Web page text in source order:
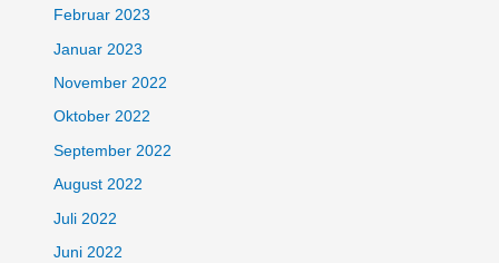
Februar 2023
Januar 2023
November 2022
Oktober 2022
September 2022
August 2022
Juli 2022
Juni 2022